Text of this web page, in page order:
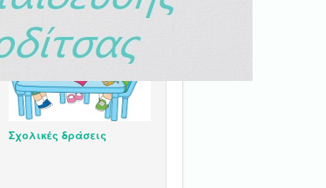
Σχολικές δράσεις